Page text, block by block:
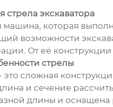
стрела экскаватора
машина, которая
возможности
От её конструкции
стрелы
это сложная
и сечение
длины и